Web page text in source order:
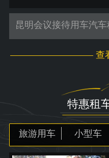
查
特惠租
旅游用车 小型车